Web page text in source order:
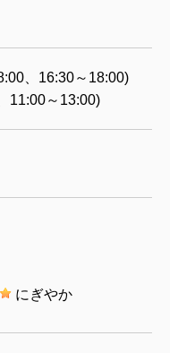
、16:30～18:00)
11:00～13:00)
にぎやか